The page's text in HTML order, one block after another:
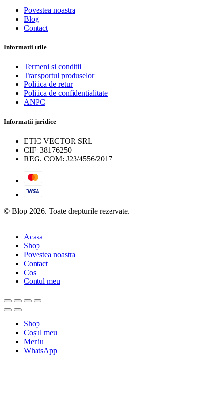
Povestea noastra
Blog
Contact
Informatii utile
Termeni si conditii
Transportul produselor
Politica de retur
Politica de confidentialitate
ANPC
Informatii juridice
ETIC VECTOR SRL
CIF: 38176250
REG. COM: J23/4556/2017
© Blop 2026. Toate drepturile rezervate.
Acasa
Shop
Povestea noastra
Contact
Cos
Contul meu
Shop
Coșul meu
Meniu
WhatsApp